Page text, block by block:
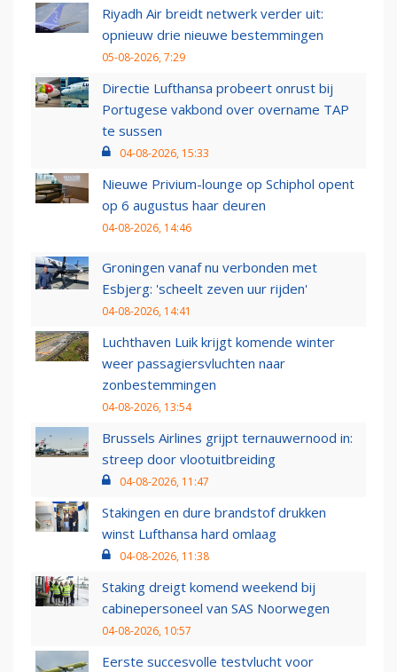
Riyadh Air breidt netwerk verder uit:
opnieuw drie nieuwe bestemmingen
05-08-2026, 7:29
Directie Lufthansa probeert onrust bij
Portugese vakbond over overname TAP
te sussen
04-08-2026, 15:33
Nieuwe Privium-lounge op Schiphol opent
op 6 augustus haar deuren
04-08-2026, 14:46
Groningen vanaf nu verbonden met
Esbjerg: 'scheelt zeven uur rijden'
04-08-2026, 14:41
Luchthaven Luik krijgt komende winter
weer passagiersvluchten naar
zonbestemmingen
04-08-2026, 13:54
Brussels Airlines grijpt ternauwernood in:
streep door vlootuitbreiding
04-08-2026, 11:47
Stakingen en dure brandstof drukken
winst Lufthansa hard omlaag
04-08-2026, 11:38
Staking dreigt komend weekend bij
cabinepersoneel van SAS Noorwegen
04-08-2026, 10:57
Eerste succesvolle testvlucht voor